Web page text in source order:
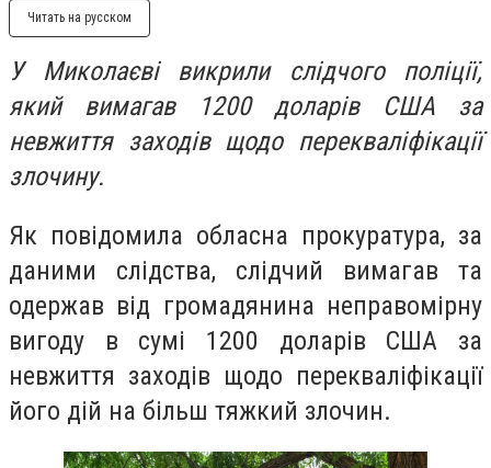
Читать на русском
У Миколаєві викрили слідчого поліції,
який вимагав 1200 доларів США за
невжиття заходів щодо перекваліфікації
злочину.
Як повідомила обласна прокуратура, за
даними слідства, слідчий вимагав та
одержав від громадянина неправомірну
вигоду в сумі 1200 доларів США за
невжиття заходів щодо перекваліфікації
його дій на більш тяжкий злочин.